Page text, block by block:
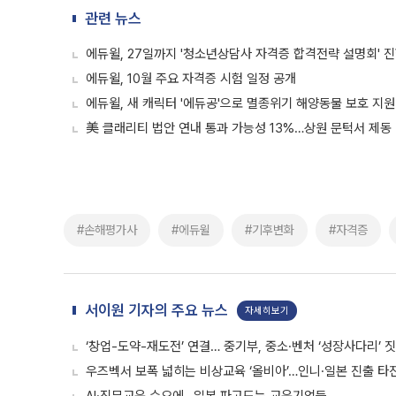
관련 뉴스
에듀윌, 27일까지 '청소년상담사 자격증 합격전략 설명회'
에듀윌, 10월 주요 자격증 시험 일정 공개
에듀윌, 새 캐릭터 '에듀공'으로 멸종위기 해양동물 보호 지원
美 클래리티 법안 연내 통과 가능성 13%…상원 문턱서 제동
#손해평가사 #에듀윌 #기후변화 #자격증
서이원 기자의 주요 뉴스 자세히보기
‘창업-도약-재도전’ 연결… 중기부, 중소·벤처 ‘성장사다리’
우즈벡서 보폭 넓히는 비상교육 ‘올비아’…인니·일본 진출 타